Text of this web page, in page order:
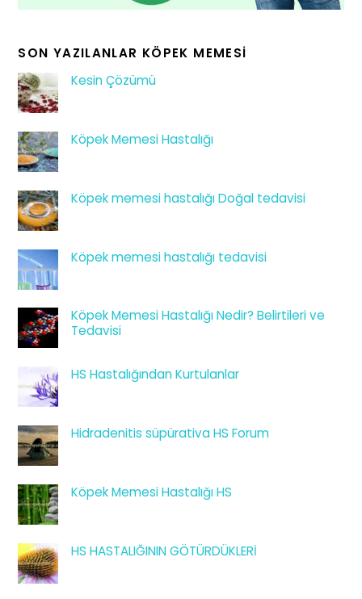
SON YAZILANLAR KÖPEK MEMESI
Kesin Çözümü
Köpek Memesi Hastalığı
Köpek memesi hastalığı Doğal tedavisi
Köpek memesi hastalığı tedavisi
Köpek Memesi Hastalığı Nedir? Belirtileri ve
Tedavisi
HS Hastalığından Kurtulanlar
Hidradenitis süpürativa HS Forum
Köpek Memesi Hastalığı HS
HS HASTALIĞININ GÖTÜRDÜKLERİ